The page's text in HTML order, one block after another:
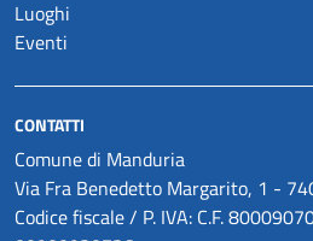
Luoghi
Eventi
CONTATTI
Comune di Manduria
Via Fra Benedetto Margarito, 1 -
Codice fiscale / P. IVA: C.F.